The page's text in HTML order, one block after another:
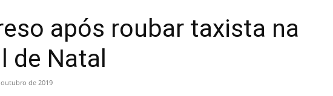
após roubar taxista na
de Natal
de 2019